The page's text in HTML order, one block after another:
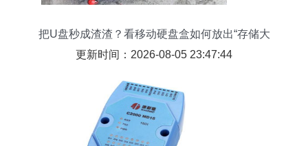
把U盘秒成渣渣？看移动硬盘盒如何放出“存储大
招”！
更新时间：2026-08-05 23:47:44